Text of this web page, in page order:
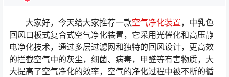
大家好，今天给大家推荐一款空气净化装置，中乳色
回风口板式复合式空气净化装置，它采用光催化和高压静
电净化技术，通过多层过滤网和独特的回风设计，更高效
的拦截空气中的灰尘，细菌、病毒，甲醛等有害物质，大
大提高了空气净化的效率，空气的净化过程中被不断的循